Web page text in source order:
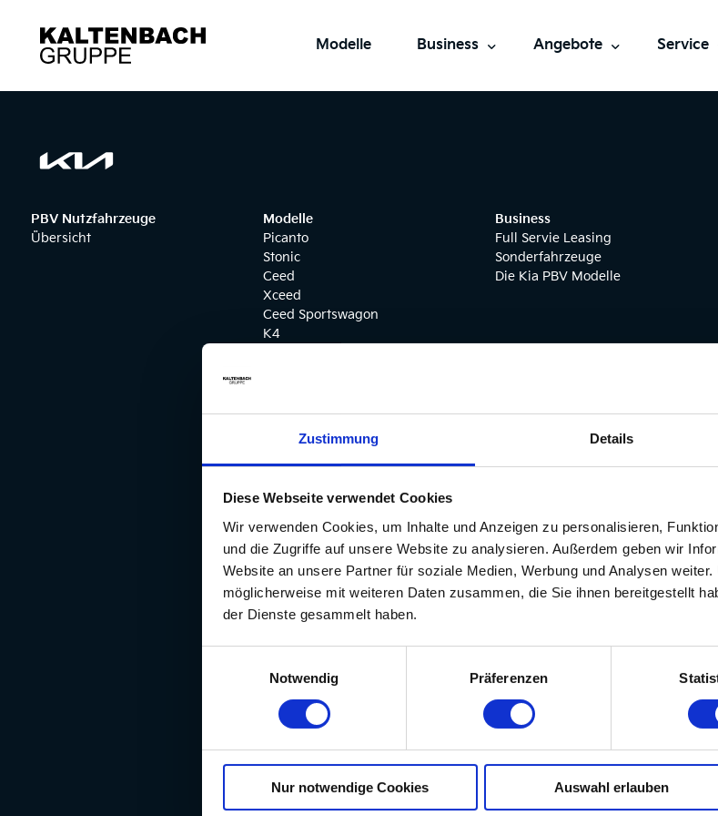
Zustimmung Details
Diese Webseite verwendet Cookies
Wir verwenden Cookies, um Inhalte und Anzeigen zu personalisieren,
und die Zugriffe auf unsere Website zu analysieren. Außerdem geben wir
Website an unsere Partner für soziale Medien, Werbung und Analysen
möglicherweise mit weiteren Daten zusammen, die Sie ihnen bereitgestellt
der Dienste gesammelt haben.
Notwendig
Präferenzen
Nur notwendige Cookies Auswahl erlauben
Modelle Business
KIA Öffentlicher Dienst
Angebote
KIA Sportage Black Edition
Der Kia PV5 Passenger
Service
7 Jahre
PBV Nutzfahrzeuge
Übersicht
Modelle
Picanto
Stonic
Ceed
Xceed
Ceed Sportswagon
K4
Sportage Plug-in Hybrid
Sorento Hybrid
Sorento Plug-in Hybrid
EV4
EV4 Fastback
EV5
EV6
EV9
EV9 GT
PV5 Chassis Cab
Business
Full Servie Leasing
Sonderfahrzeuge
Die Kia PBV Modelle